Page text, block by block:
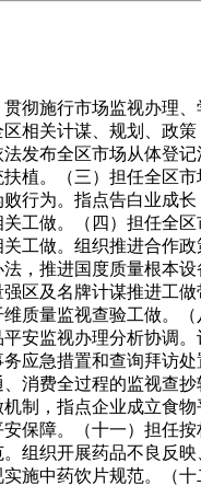
施行市场监视办理、
相关计谋、规划、政
发布全区市场从体登
植。（三）担任全区
行为。指点告白业成
工做。（四）担任全
工做。组织推进合作
，推进国度质量根本
区及名牌计谋推进工
质量监视查验工做。
安监视办理分析协调
应急措置和查询拜访
消费全过程的监视查
制，指点企业成立食
保障。（十一）担任
组织开展药品不良反
施中药饮片规范。（